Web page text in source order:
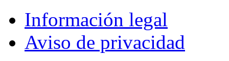
Información legal
Aviso de privacidad